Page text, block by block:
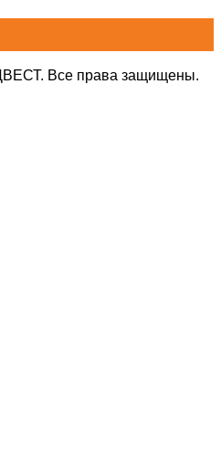
Все права защищены.